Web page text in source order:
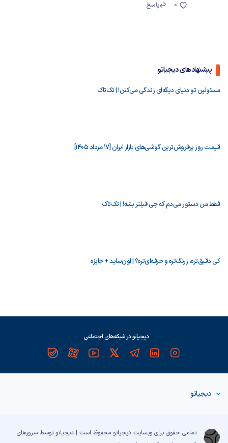
پاسخ
0
پیشنهادهای دیجیاتو
مسئولین تو دنیای دیگه‌ای زندگی می‌کنن! | تک‌تاک
قیمت روز پرفروش‌ترین گوشی‌های بازار ایران [17 مرداد 1405]
فقط من دستور می‌دم که چی فیلتر بشه! | تک‌تاک
کی دقیق‌تره، زرنگ‌تره و حرفه‌ای‌تره؟ | اون‌ساید + جایزه
دیجیاتو در شبکه‌های اجتماعی
دیجیاتو
تمامی حقوق برای وبسایت دیجیاتو محفوظ است | دیجیاتو توسط سرورهای